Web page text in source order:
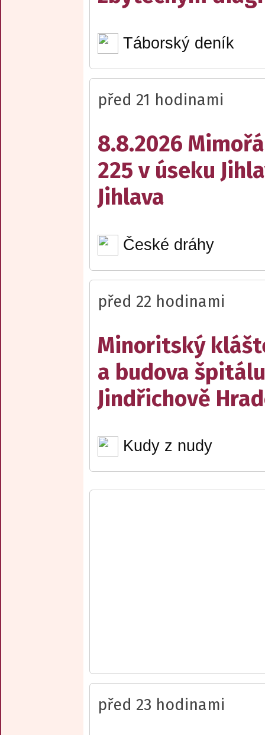
Táborský deník
před 21 hodinami
8.8.2026
225 v úseku
Jihlava
České dráhy
před 22 hodinami
Minoritský
a budova
Jindřichově
Kudy z nudy
před 23 hodinami